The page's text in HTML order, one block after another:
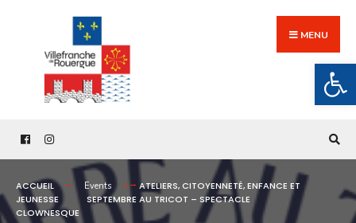
content
MENU
ACCUEIL Events ATELIERS,CITOYENNETÉ,ENFANCE ET
JEUNESSE
SEPTEMBRE AU TRICOT – SPECTACLE
CLOWNESQUE